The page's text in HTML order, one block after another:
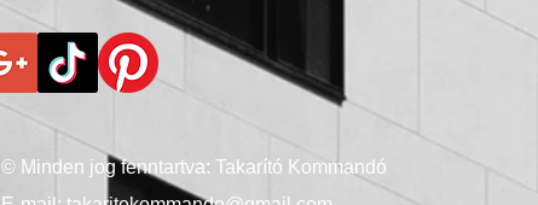
© Minden jog fenntartva: Takarító Kommandó